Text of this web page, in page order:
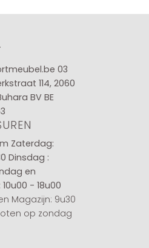
03
114, 2060
BV BE
Zaterdag:
Dinsdag :
en
- 18u00
Magazijn: 9u30
op zondag